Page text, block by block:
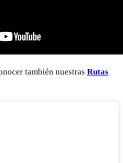
también nuestras Rutas